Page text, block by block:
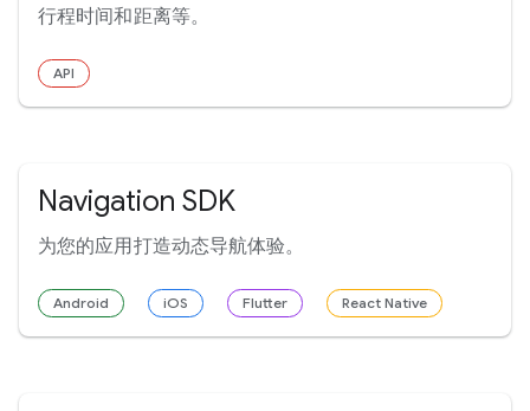
行程时间和距离等。
API
Navigation SDK
为您的应用打造动态导航体验。
Android iOS Flutter React Native